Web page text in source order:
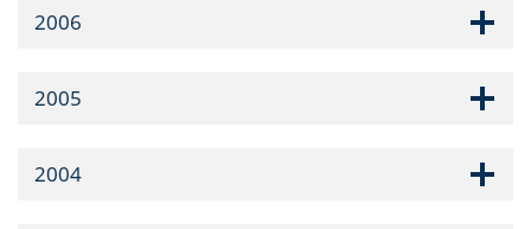
2006
2005
2004